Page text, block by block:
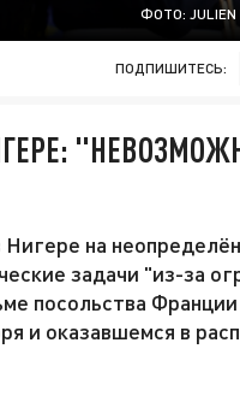
ФОТО: JULIEN
ПОДПИШИТЕСЬ:
на
задачи "из-за
посольства
и оказавшемся в